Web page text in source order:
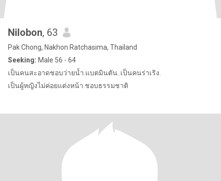
Nilobon, 63
Pak Chong, Nakhon Ratchasima, Thailand
Seeking: Male 56 - 64
เป็นคนสะอาดชอบว่ายน้ำ.แบตมินตัน..เป็นคนร่าเริง.
เป็นผู้หญิงไม่ค่อยแต่งหน้า.ชอบธรรมชาติ